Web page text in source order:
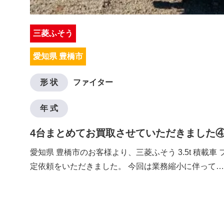
三菱ふそう
愛知県 豊橋市
形 状 ファイター
年 式
4台まとめてお買取させていただきました
愛知県 豊橋市のお客様より、三菱ふそう 3.5t 積載車
定依頼をいただきました。 今回は業務縮小に伴って…